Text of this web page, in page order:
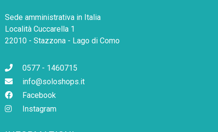
Sede amministrativa in Italia
Località Cuccarella 1
22010 - Stazzona - Lago di Como
0577 - 1460715
info@soloshops.it
Facebook
Instagram